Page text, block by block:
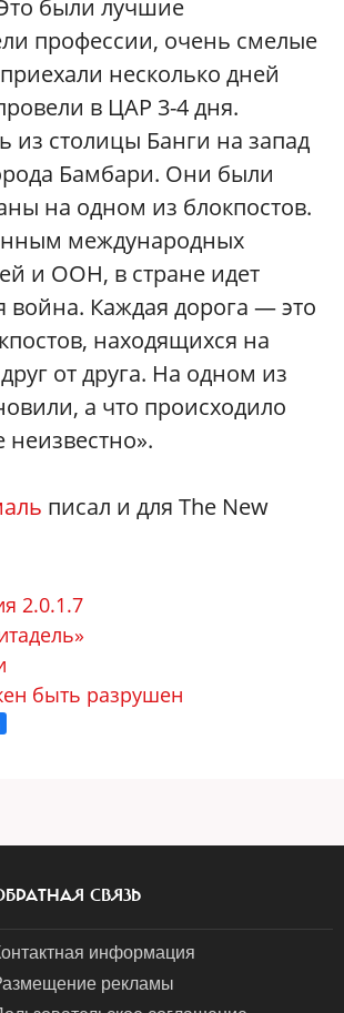
были лучшие
профессии, очень смелые
несколько дней
в ЦАР 3-4 дня.
из столицы Банги на запад
Бамбари. Они были
на одном из блокпостов.
международных
и ООН, в стране идет
война. Каждая дорога — это
находящихся на
от друга. На одном из
а что происходило
писал и для The New
2.0.1.7
быть разрушен
СВЯЗЬ
информация
рекламы